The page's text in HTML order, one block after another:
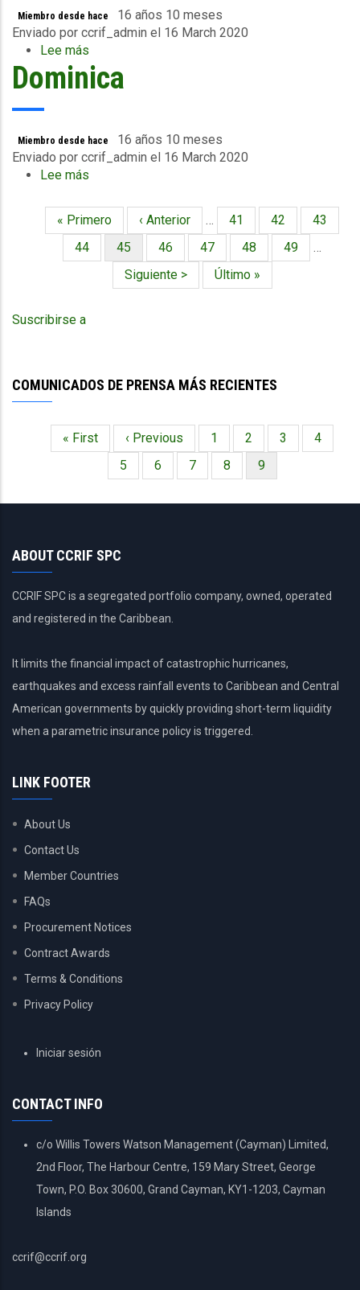
Miembro desde hace
16 años 10 meses
Enviado por ccrif_admin el 16 March 2020
Lee más
Grenada
Dominica
Miembro desde hace
16 años 10 meses
Enviado por ccrif_admin el 16 March 2020
Lee más
Paginación
Primera
página
« Primero
Página
anterior
‹ Anterior … Página
41 Página
42 Página
43
Página
44
Página
actual
45 Página
46 Página
47 Página
48 Página
49
…
Siguiente
página
Siguiente >
Última
página
Último »
Suscribirse a
COMUNICADOS DE PRENSA MÁS RECIENTES
Paginación
Primera
página
« First
Página
anterior
‹ Previous Página
1 Página
2 Página
3 Página
4
Página
5 Página
6 Página
7 Página
8
Página
actual
9
ABOUT CCRIF SPC
CCRIF SPC is a segregated portfolio company, owned, operated
and registered in the Caribbean.
It limits the financial impact of catastrophic hurricanes,
earthquakes and excess rainfall events to Caribbean and Central
American governments by quickly providing short-term liquidity
when a parametric insurance policy is triggered.
LINK FOOTER
About Us
Contact Us
Member Countries
FAQs
Procurement Notices
Contract Awards
Terms & Conditions
Privacy Policy
USERIniciar sesión
CONTACT INFO
c/o Willis Towers Watson Management (Cayman) Limited,
2nd Floor, The Harbour Centre, 159 Mary Street, George
Town, P.O. Box 30600, Grand Cayman, KY1-1203, Cayman
Islands
ccrif@ccrif.org